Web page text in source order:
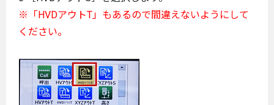
※「HVDアウトT」もあるので間違えないようにして
ください。